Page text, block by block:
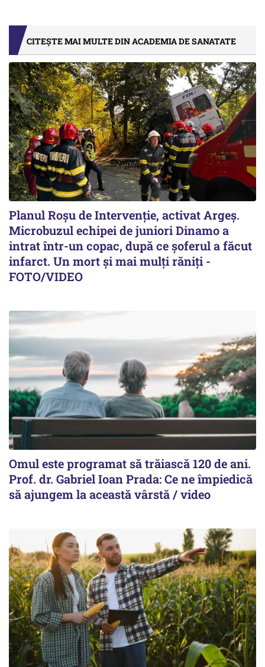
CITEȘTE MAI MULTE DIN ACADEMIA DE SANATATE
Planul Roşu de Intervenţie, activat Argeş.
Microbuzul echipei de juniori Dinamo a
intrat într-un copac, după ce șoferul a făcut
infarct. Un mort și mai mulți răniți -
FOTO/VIDEO
Omul este programat să trăiască 120 de ani.
Prof. dr. Gabriel Ioan Prada: Ce ne împiedică
să ajungem la această vârstă / video